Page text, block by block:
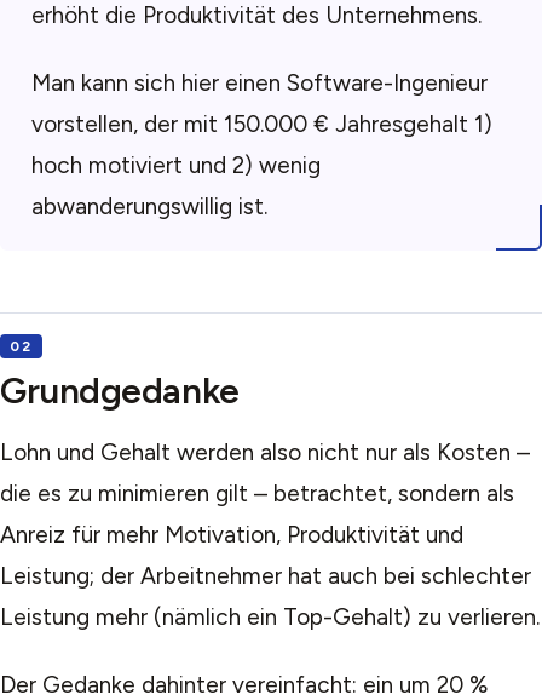
erhöht die Produktivität des Unternehmens.
Man kann sich hier einen Software-Ingenieur
vorstellen, der mit 150.000 € Jahresgehalt 1)
hoch motiviert und 2) wenig
abwanderungswillig ist.
Grundgedanke
Lohn und Gehalt werden also nicht nur als Kosten –
die es zu minimieren gilt – betrachtet, sondern als
Anreiz für mehr Motivation, Produktivität und
Leistung; der Arbeitnehmer hat auch bei schlechter
Leistung mehr (nämlich ein Top-Gehalt) zu verlieren.
Der Gedanke dahinter vereinfacht: ein um 20 %